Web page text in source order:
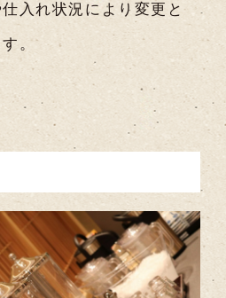
入れ状況により変更と
。